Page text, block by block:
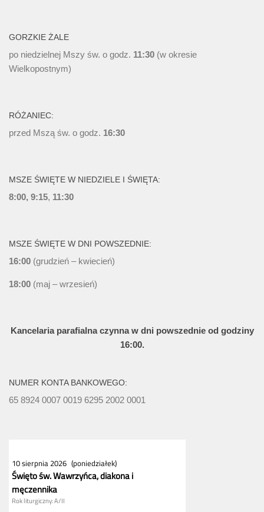
GORZKIE ŻALE
po niedzielnej Mszy św. o godz. 11:30 (w okresie
Wielkopostnym)
RÓŻANIEC:
przed Mszą św. o godz. 16:30
MSZE ŚWIĘTE W NIEDZIELE I ŚWIĘTA:
8:00, 9:15, 11:30
MSZE ŚWIĘTE W DNI POWSZEDNIE:
16:00 (grudzień – kwiecień)
18:00 (maj – wrzesień)
Kancelaria parafialna czynna w dni powszednie od godziny
16:00.
NUMER KONTA BANKOWEGO:
65 8924 0007 0019 6295 2002 0001